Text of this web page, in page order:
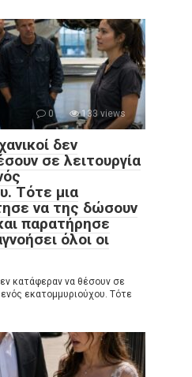
0 133 views
δεν
σε λειτουργία
Τότε μια
να της δώσουν
παρατήρησε
όλοι οι
κατάφεραν να θέσουν σε
εκατομμυριούχου. Τότε